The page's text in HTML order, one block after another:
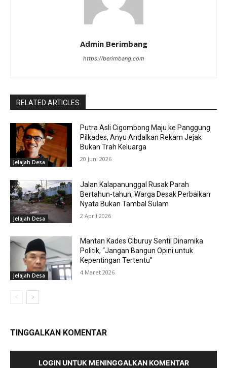
Admin Berimbang
https://berimbang.com
RELATED ARTICLES
Jelajah Desa
Putra Asli Cigombong Maju ke Panggung
Pilkades, Anyu Andalkan Rekam Jejak
Bukan Trah Keluarga
20 Juni 2026
Jelajah Desa
Jalan Kalapanunggal Rusak Parah
Bertahun-tahun, Warga Desak Perbaikan
Nyata Bukan Tambal Sulam
2 April 2026
Jelajah Desa
Mantan Kades Ciburuy Sentil Dinamika
Politik, “Jangan Bangun Opini untuk
Kepentingan Tertentu”
4 Maret 2026
TINGGALKAN KOMENTAR
LOGIN UNTUK MENINGGALKAN KOMENTAR